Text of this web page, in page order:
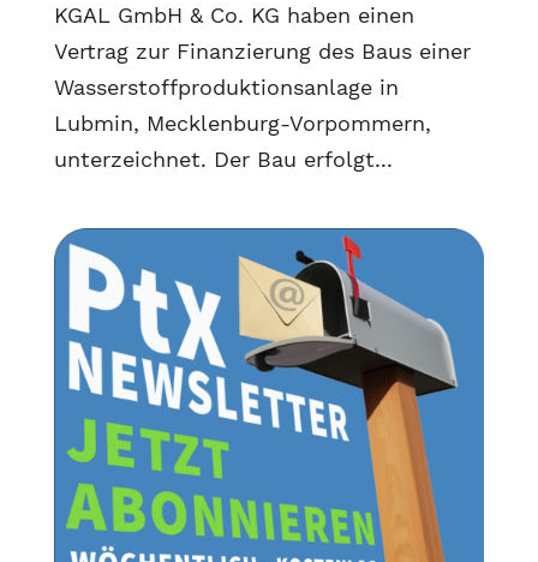
KGAL GmbH & Co. KG haben einen
Vertrag zur Finanzierung des Baus einer
Wasserstoffproduktionsanlage in
Lubmin, Mecklenburg-Vorpommern,
unterzeichnet. Der Bau erfolgt...